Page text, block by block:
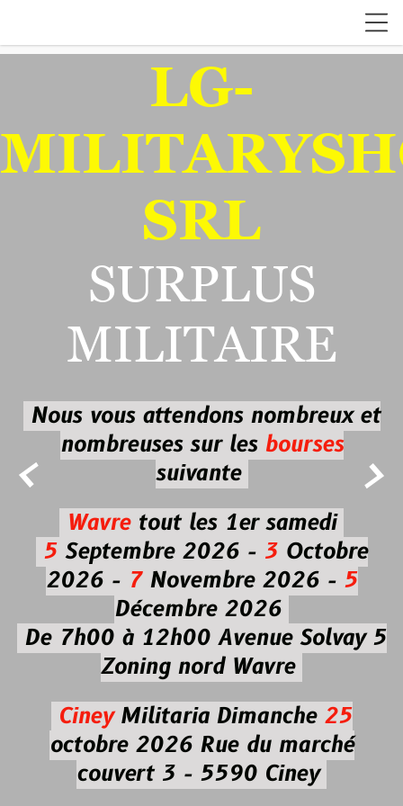
 
LG-
SRL
SURPLUS
MILITAIRE
Nous vous attendons nombreux et
nombreuses sur les bourses
suivante
Wavretout les 1er samedi
5Septembre 2026 - 3Octobre
2026 -7Novembre 2026 - 5
Décembre 2026
De 7h00 à 12h00 Avenue Solvay 5
Zoning nord Wavre
CineyMilitaria Dimanche 25
octobre 2026Rue du marché
couvert 3 - 5590 Ciney